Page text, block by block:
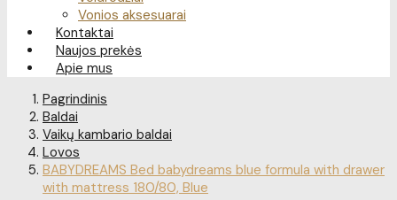
Vonios aksesuarai
Kontaktai
Naujos prekės
Apie mus
Pagrindinis
Baldai
Vaikų kambario baldai
Lovos
BABYDREAMS Bed babydreams blue formula with drawer
with mattress 180/80, Blue